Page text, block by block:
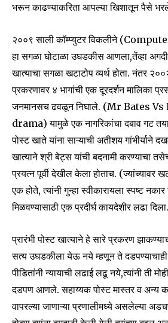
भरून काढण्याकरिता आपल्या खिशातून पैसे
२००९ साली कॉम्प्युटर विकलीने
हा सगळा घोटाळा उघडकीस आणला,तेंव्हा
खात्याचा सगळा खटाटोप व्यर्थ होता. नंतर
प्रकरणावर ४ भागांची एक दूरदर्शन मालिका
जनमानसच ढवळून निघाले. (Mr Bates
drama) यामुळे एक नागरिकांचा दबाव गट
पोस्ट खाते यांना साऱ्याची अतीशय
खात्याने श्री बेट्स यांची बदनामी करण्याचा
प्रयत्न पूर्वी देखील केला होताच. (ज्यांच्यावर
एक होते, त्यांनी गुन्हा स्वीकारायला स्पष्ट
मिळवण्यासाठी एक प्रदीर्घ कायदेशीर लढा
प्रारंभी पोस्ट खात्याने हे सारे प्रकरण
सत्य उघडकीला येऊ नये म्हणून ते
पीडितांनी न्यायाची लढाई लढू नये,त्यांनी ती
दडपण आणले. सहाय्यक पोस्ट मास्तर व अन्य
वापरल्या जाणाऱ्या प्रणालीमध्ये असलेल्या